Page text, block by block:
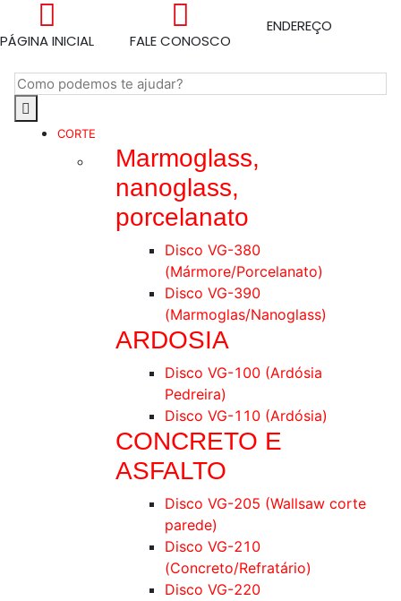
PÁGINA INICIAL FALE CONOSCO
ENDEREÇO
CORTE
Marmoglass,
nanoglass,
porcelanato
Disco VG-380
(Mármore/Porcelanato)
Disco VG-390
(Marmoglas/Nanoglass)
ARDOSIA
Disco VG-100 (Ardósia
Pedreira)
Disco VG-110 (Ardósia)
CONCRETO E
ASFALTO
Disco VG-205 (Wallsaw corte
parede)
Disco VG-210
(Concreto/Refratário)
Disco VG-220